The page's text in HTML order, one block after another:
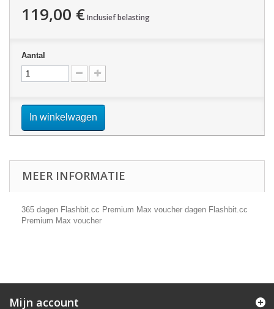
119,00 €Inclusief belasting
Aantal
In winkelwagen
MEER INFORMATIE
365 dagen Flashbit.cc Premium Max voucher dagen Flashbit.cc
Premium Max voucher
Mijn account